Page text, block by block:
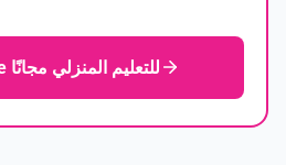
جرب Storypie للتعليم المنزلي مجانًا